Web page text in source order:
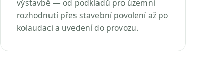
výstavbě — od podkladů pro územní
rozhodnutí přes stavební povolení až po
kolaudaci a uvedení do provozu.